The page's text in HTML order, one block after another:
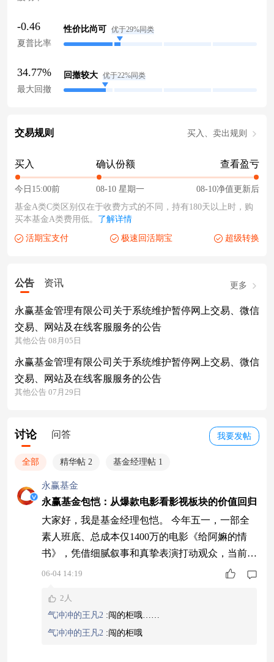
-0.46
夏普比率
性价比尚可 优于29%同类
34.77%
最大回撤
回撤较大 优于22%同类
交易规则 买入、卖出规则
买入
今日15:00前
确认份额
08-10 星期一
查看盈亏
08-10净值更新后
基金A类C类区别仅在于收费方式的不同，持有180天以上时，购
买本基金A类费用低。 了解详情
活期宝支付 极速回活期宝 超级转换
公告 资讯 更多
永赢基金管理有限公司关于系统维护暂停网上交易、微信
交易、网站及在线客服服务的公告
其他公告 08月05日
永赢基金管理有限公司关于系统维护暂停网上交易、微信
交易、网站及在线客服服务的公告
其他公告 07月29日
我要发帖
讨论 问答
全部 精华帖 2 基金经理帖 1
永赢基金
永赢基金包恺：从爆款电影看影视板块的价值回归
大家好，我是基金经理包恺。 今年五一，一部全
素人班底、总成本仅1400万的电影《给阿嫲的情
书》，凭借细腻叙事和真挚表演打动观众，当前票
房预测已达18亿。这部黑马电影的出现，也让我们
要有优质供给，行业需求就能被激活。 去年，我
更多关注游戏方向的机会。因为多家游戏类上市公
司推出超预期产品，盈利明显向上，同时出海层面
06-04 14:19
2人
气冲冲的王凡2 :闯的柜哦……
气冲冲的王凡2 :闯的柜哦